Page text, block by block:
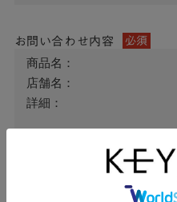
お問い合わせ内容 必須